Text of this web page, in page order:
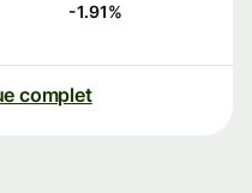
-1.91%
complet